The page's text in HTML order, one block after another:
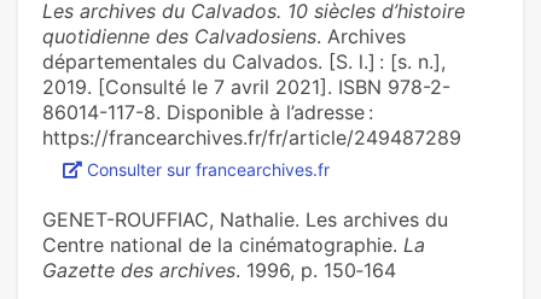
Les archives du Calvados. 10 siècles d’histoire
quotidienne des Calvadosiens. Archives
départementales du Calvados. [S. l.] : [s. n.],
2019. [Consulté le 7 avril 2021]. ISBN 978-2-
86014-117-8. Disponible à l’adresse :
https://francearchives.fr/fr/article/249487289
Consulter sur francearchives.fr
GENET-ROUFFIAC, Nathalie. Les archives du
Centre national de la cinématographie. La
Gazette des archives. 1996, p. 150‑164